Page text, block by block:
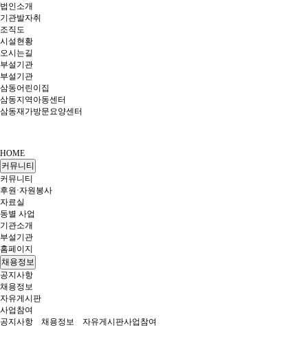
법인소개
기관발자취
조직도
시설현황
오시는길
부설기관
부설기관
삼동어린이집
삼동지역아동센터
삼동재가방문요양센터
HOME
커뮤니티
커뮤니티
후원·자원봉사
자료실
동별 사업
기관소개
부설기관
홈페이지
채용정보
공지사항
채용정보
자유게시판
사업참여
공지사항
채용정보 자유게시판사업참여